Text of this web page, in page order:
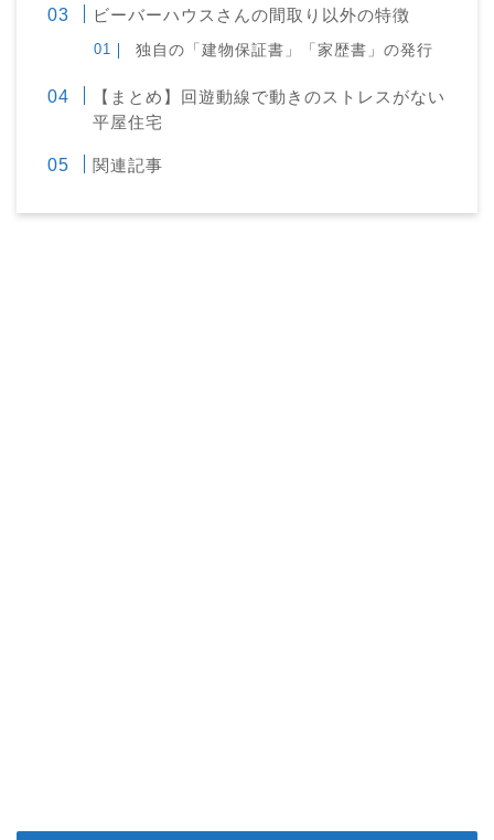
ビーバーハウスさんの間取り以外の特徴
独自の「建物保証書」「家歴書」の発行
【まとめ】回遊動線で動きのストレスがない
平屋住宅
関連記事